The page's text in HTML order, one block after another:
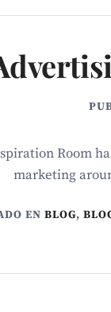
Room
marketing
ENBLOG,